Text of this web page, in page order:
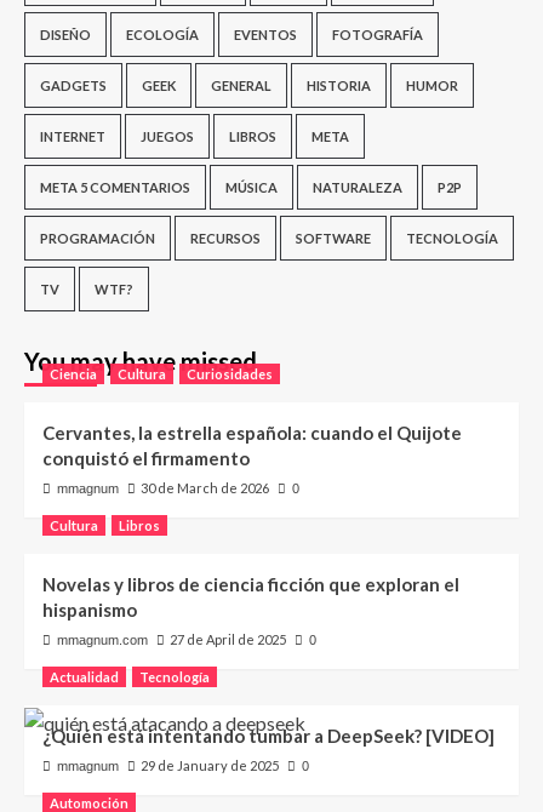
DISEÑO ECOLOGÍA EVENTOS FOTOGRAFÍA
GADGETS GEEK GENERAL HISTORIA HUMOR
INTERNET JUEGOS LIBROS META
META 5 COMENTARIOS MÚSICA NATURALEZA P2P
PROGRAMACIÓN RECURSOS SOFTWARE TECNOLOGÍA
TV WTF?
You may have missed
Ciencia Cultura Curiosidades
Cervantes, la estrella española: cuando el Quijote
conquistó el firmamento
mmagnum 30 de March de 2026 0
Cultura Libros
Novelas y libros de ciencia ficción que exploran el
hispanismo
mmagnum.com 27 de April de 2025 0
Actualidad Tecnología
¿Quién está intentando tumbar a DeepSeek? [VIDEO]
mmagnum 29 de January de 2025 0
Automoción